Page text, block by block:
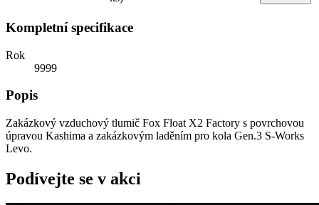
Kompletní specifikace
Rok
9999
Popis
Zakázkový vzduchový tlumič Fox Float X2 Factory s povrchovou
úpravou Kashima a zakázkovým laděním pro kola Gen.3 S-Works
Levo.
Podívejte se v akci